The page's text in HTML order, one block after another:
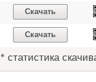
Скачать
Скачать
* статистика